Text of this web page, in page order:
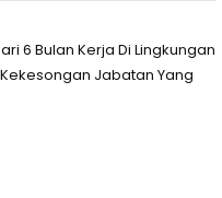
6 Bulan Kerja Di Lingkungan
Jabatan Yang